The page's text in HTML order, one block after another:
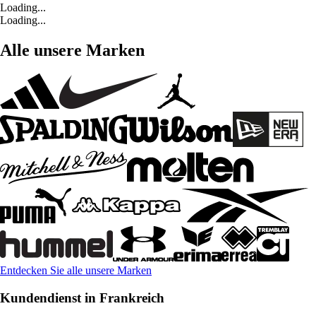
Loading...
Loading...
Alle unsere Marken
Entdecken Sie alle unsere Marken
Kundendienst in Frankreich